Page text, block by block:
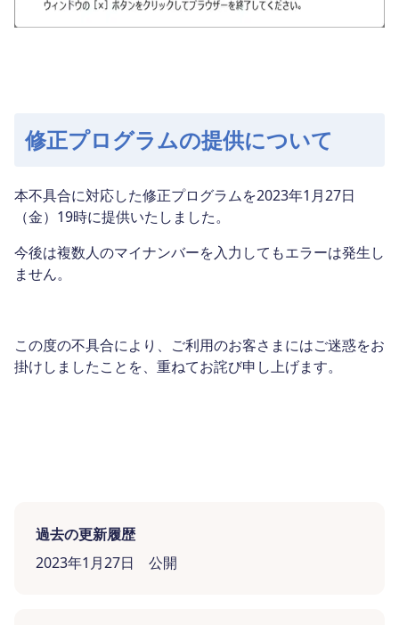
修正プログラムの提供について
本不具合に対応した修正プログラムを2023年1月27日
（金）19時に提供いたしました。
今後は複数人のマイナンバーを入力してもエラーは発生し
ません。
この度の不具合により、ご利用のお客さまにはご迷惑をお
掛けしましたことを、重ねてお詫び申し上げます。
過去の更新履歴
2023年1月27日 公開